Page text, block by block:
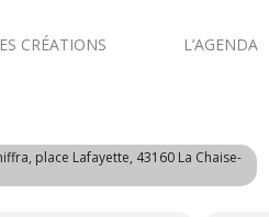
CRÉATIONS L’AGENDA
place Lafayette, 43160 La Chaise-